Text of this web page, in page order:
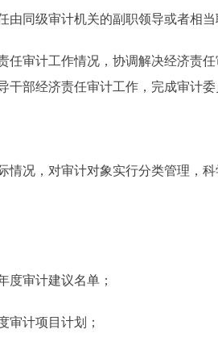
同级审计机关的副职领导或者相当
计工作情况，协调解决经济责任
部经济责任审计工作，完成审计委
，对审计对象实行分类管理，科
审计建议名单；
计项目计划；